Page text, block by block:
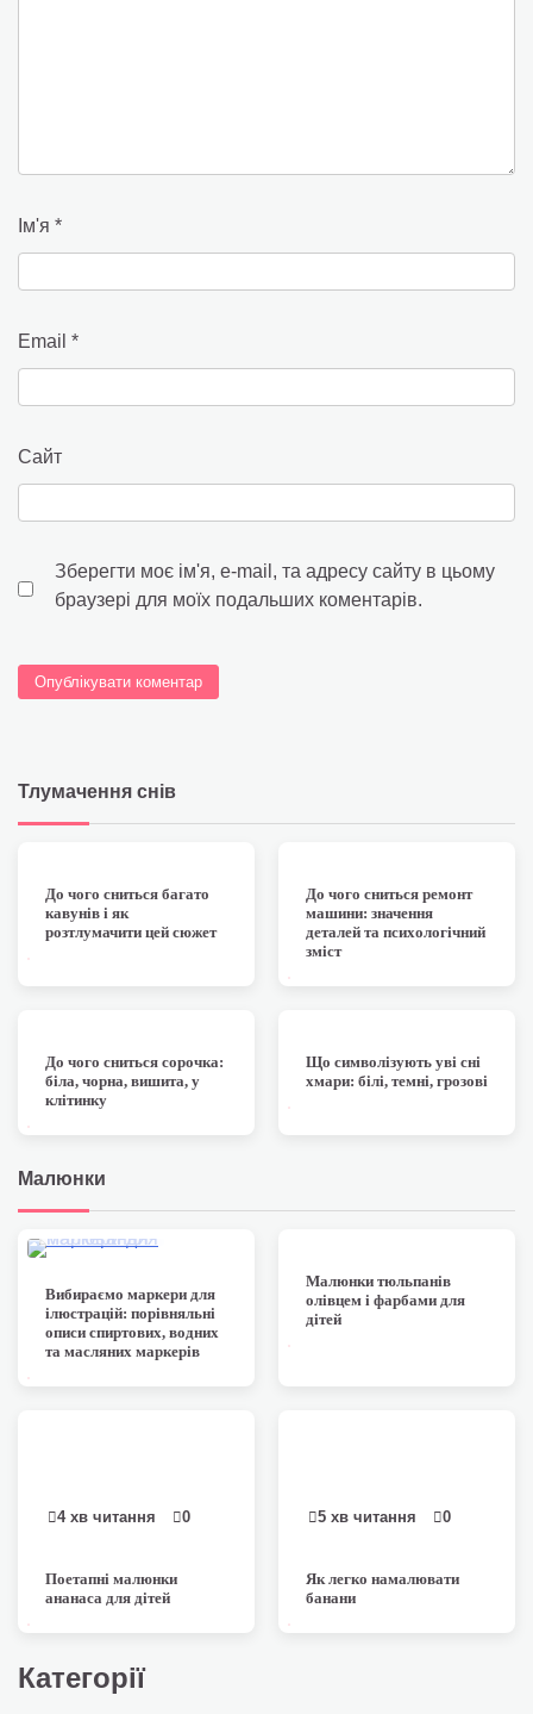
Ім'я *
Email *
Сайт
Зберегти моє ім'я, e-mail, та адресу сайту в цьому
браузері для моїх подальших коментарів.
Тлумачення снів
До чого сниться багато
кавунів і як
розтлумачити цей сюжет
До чого сниться ремонт
машини: значення
деталей та психологічний
зміст
До чого сниться сорочка:
біла, чорна, вишита, у
клітинку
Що символізують уві сні
хмари: білі, темні, грозові
Малюнки
Вибираємо маркери для
ілюстрацій: порівняльні
описи спиртових, водних
та масляних маркерів
Малюнки тюльпанів
олівцем і фарбами для
дітей
4 хв читання 0
Поетапні малюнки
ананаса для дітей
5 хв читання 0
Як легко намалювати
банани
Категорії